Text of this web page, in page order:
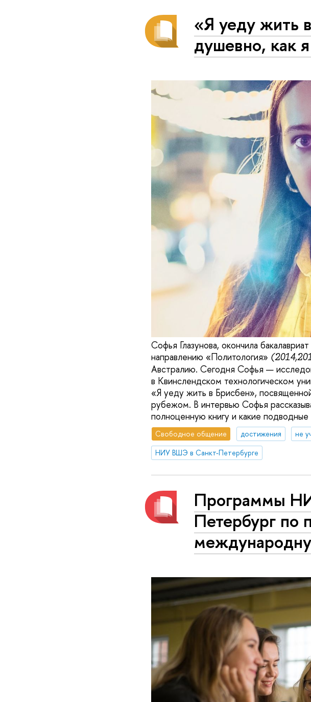
«Я уеду жить
душевно, как
Софья Глазунова, окончила
направлению «Политология»
Австралию. Сегодня Софья —
в Квинслендском технологическом
«Я уеду жить в Брисбен»,
рубежом. В интервью Софья
полноценную книгу и какие
Свободное общение достижения не
НИУ ВШЭ в Санкт-Петербурге
Программы
Петербург по